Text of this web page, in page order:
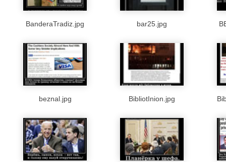
BanderaTradiz.jpg bar25.jpg
beznal.jpg BibliotInion.jpg